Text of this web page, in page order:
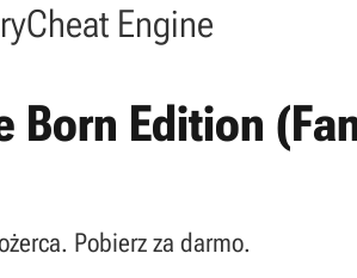
Cheat Engine
Born Edition
Pobierz za darmo.